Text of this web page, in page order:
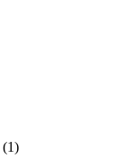
(1)